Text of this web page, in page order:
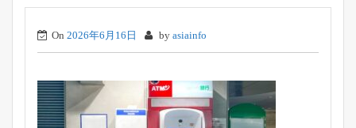
On 2026年6月16日 by asiainfo